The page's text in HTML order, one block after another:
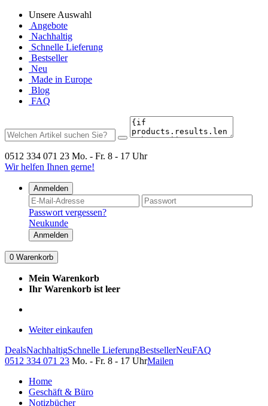
Unsere Auswahl
Angebote
Nachhaltig
Schnelle Lieferung
Bestseller
Neu
Made in Europe
Blog
FAQ
0512 334 071 23 Mo. - Fr. 8 - 17 Uhr
Wir helfen Ihnen gerne!
Anmelden
Passwort vergessen?
Neukunde
Anmelden
0 Warenkorb
Mein Warenkorb
Ihr Warenkorb ist leer
Weiter einkaufen
DealsNachhaltigSchnelle LieferungBestsellerNeuFAQ
0512 334 071 23 Mo. - Fr. 8 - 17 UhrMailen
Home
Geschäft & Büro
Notizbücher